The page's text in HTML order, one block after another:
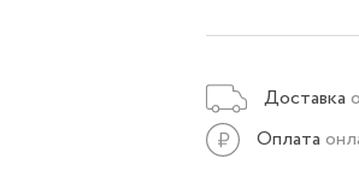
Доставка
Оплата